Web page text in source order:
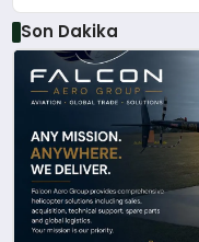
Son Dakika